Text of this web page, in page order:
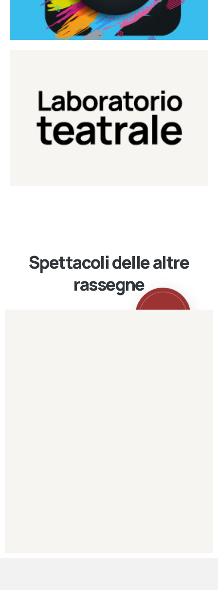
Laboratorio Teatrale
Laboratorio di teatro del Teatro Eduardo de Filippo
Continua
Spettacoli delle altre
rassegne